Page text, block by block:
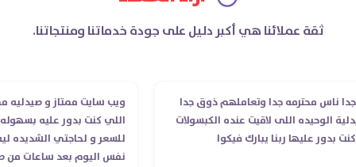
ثقة عملائنا هي أكبر دليل على جودة خدماتنا ومنتجاتنا.
ناس محترمه جدا وتعاملهم ذوق جدا
الوحيده اللى لاقيت عنده الكبسولات
بدور عليها ربنا يبارك فيكوا
ويب سايت ممتاز و صيدليه
اللي كنت بدور عليه بسهوله
للسعر و لحاجتي الشديده
نفس اليوم بعد ساعات من